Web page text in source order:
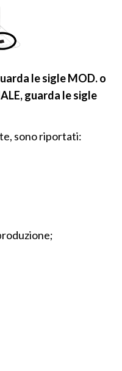
le sigle MOD. o
guarda le sigle
sono riportati: